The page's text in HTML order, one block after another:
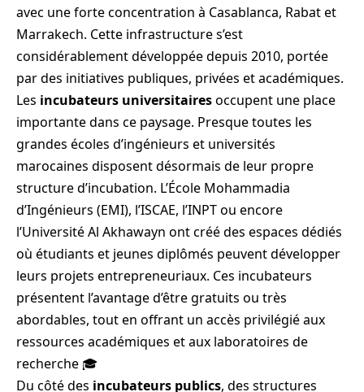
avec une forte concentration à Casablanca, Rabat et
Marrakech. Cette infrastructure s’est
considérablement développée depuis 2010, portée
par des initiatives publiques, privées et académiques.
Les incubateurs universitairesoccupent une place
importante dans ce paysage. Presque toutes les
grandes écoles d’ingénieurs et universités
marocaines disposent désormais de leur propre
structure d’incubation. L’École Mohammadia
d’Ingénieurs (EMI), l’ISCAE, l’INPT ou encore
l’Université Al Akhawayn ont créé des espaces dédiés
où étudiants et jeunes diplômés peuvent développer
leurs projets entrepreneuriaux. Ces incubateurs
présentent l’avantage d’être gratuits ou très
abordables, tout en offrant un accès privilégié aux
ressources académiques et aux laboratoires de
recherche 🎓
Du côté des incubateurs publics, des structures